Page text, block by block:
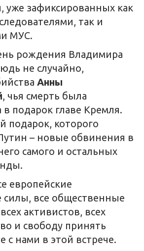
уже зафиксированных как
так и
МУС.
рождения Владимира
не случайно,
Анны
, чья смерть была
в подарок главе Кремля.
подарок, которого
– новые обвинения в
самого и остальных
европейские
силы, все общественные
активистов, всех
и свободу принять
с нами в этой встрече.